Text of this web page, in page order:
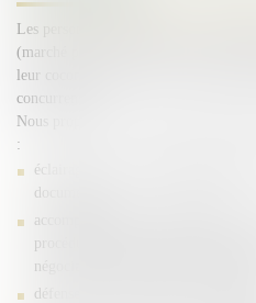
Les personnes publiques doivent
(marché public, concession,
leur cocontractant dans le respect des
concurrence.
Nous proposons une assistance
:
éclairage sur un
documents) ;
accompagnement
procédure, rédaction du contrat et
négociation, sécurisation de la
défense de la procédure au